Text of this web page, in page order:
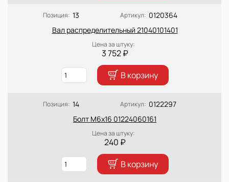
Позиция: 13 Артикул: 0120364
Вал распределительный 21040101401
Цена за штуку:
3 752 ₽
В корзину
Позиция: 14 Артикул: 0122297
Болт М6х16 01224060161
Цена за штуку:
240 ₽
В корзину